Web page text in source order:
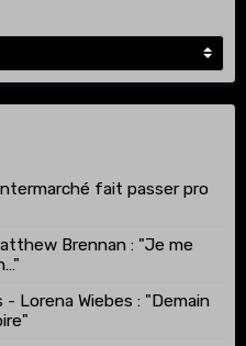
fait passer pro
Brennan : "Je me
- Lorena Wiebes : "Demain